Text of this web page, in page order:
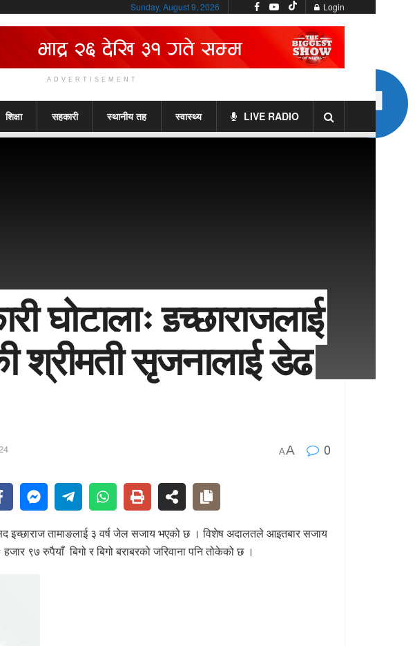
Sunday, August 9, 2026 Login
ADVERTISEMENT
शिक्षा सहकारी स्थानीय तह स्वास्थ्य LIVE RADIO
घोटालाः इच्छाराजलाई
श्रीमती सृजनालाई डेढ
AA 0
इच्छाराज तामाङलाई ३ वर्ष जेल सजाय भएको छ । विशेष अदालतले आइतबार सजाय
९७ रुपैयाँ बिगो र बिगो बराबरको जरिवाना पनि तोकेको छ ।